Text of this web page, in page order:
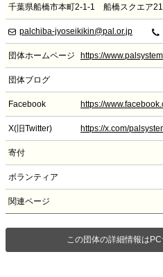
千葉県船橋市本町2-1-1 船橋スクエア
palchiba-jyoseikikin@pal.or.jp
団体ホームページ https://
団体ブログ
Facebook https://
X(旧Twitter) https://x.com/
寄付
ボランティア
関連ページ
この団体の詳細情報は